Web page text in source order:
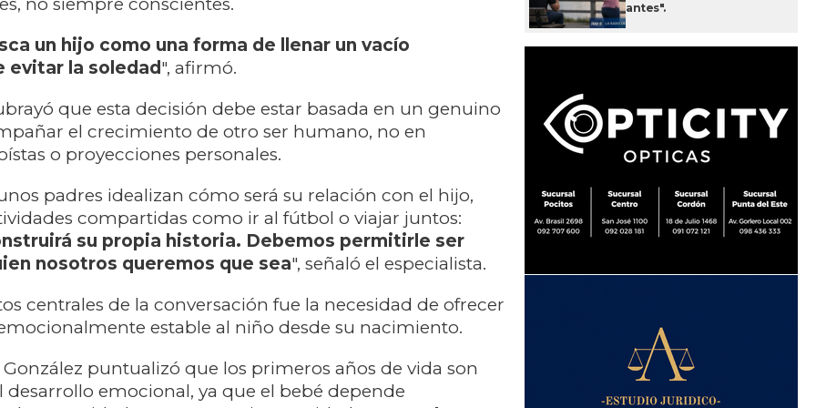
no siempre conscientes.
un hijo como una forma de llenar un vacío
evitar la soledad ", afirmó.
que esta decisión debe estar basada en un genuino
el crecimiento de otro ser humano, no en
o proyecciones personales.
padres idealizan cómo será su relación con el hijo,
compartidas como ir al fútbol o viajar juntos:
su propia historia. Debemos permitirle ser
nosotros queremos que sea", señaló el especialista.
centrales de la conversación fue la necesidad de ofrecer
estable al niño desde su nacimiento.
González puntualizó que los primeros años de vida son
desarrollo emocional, ya que el bebé depende
antes".